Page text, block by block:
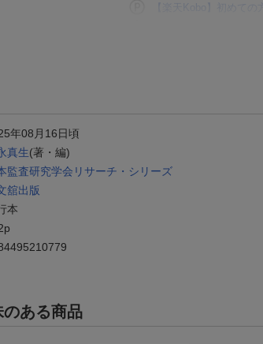
【楽天Kobo】初めて
年08月16日頃
真生(著・編)
監査研究学会リサーチ・シリーズ
舘出版
本
ある商品